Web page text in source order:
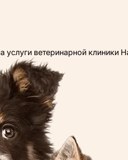
услуги ветеринарной клиники